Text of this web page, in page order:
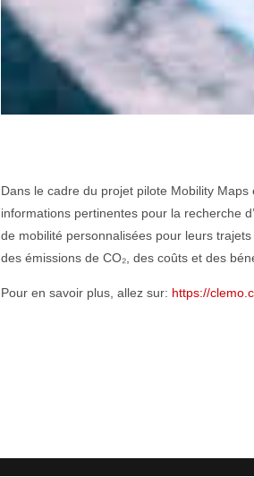
Dans le cadre du projet pilote Mobility
informations pertinentes pour la recherche
de mobilité personnalisées pour leurs
des émissions de CO₂, des coûts et des
Pour en savoir plus, allez sur: https://